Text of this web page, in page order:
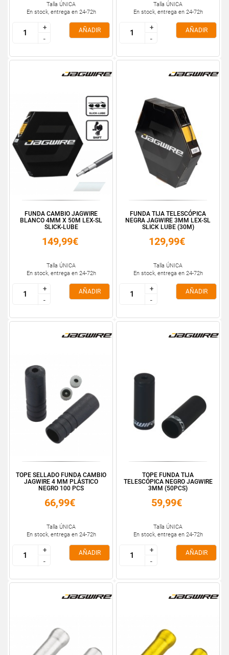
Talla ÚNICA
En stock, entrega en 24-72h
+
-
+
-
AÑADIR
Talla ÚNICA
En stock, entrega en 24-72h
+
-
+
-
AÑADIR
FUNDA CAMBIO JAGWIRE
BLANCO 4MM X 50M LEX-SL
SLICK-LUBE
149,99€
Talla ÚNICA
En stock, entrega en 24-72h
+
-
+
-
AÑADIR
FUNDA TIJA TELESCÓPICA
NEGRA JAGWIRE 3MM LEX-SL
SLICK LUBE (30M)
129,99€
Talla ÚNICA
En stock, entrega en 24-72h
+
-
+
-
AÑADIR
TOPE SELLADO FUNDA CAMBIO
JAGWIRE 4 MM PLÁSTICO
NEGRO 100 PCS
66,99€
Talla ÚNICA
En stock, entrega en 24-72h
+
-
+
-
AÑADIR
TOPE FUNDA TIJA
TELESCÓPICA NEGRO JAGWIRE
3MM (50PCS)
59,99€
Talla ÚNICA
En stock, entrega en 24-72h
+
-
+
-
AÑADIR